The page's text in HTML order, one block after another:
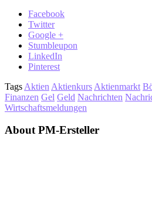
Facebook
Twitter
Google +
Stumbleupon
LinkedIn
Pinterest
Tags Aktien Aktienkurs Aktienmarkt
Finanzen Gel Geld Nachrichten
Wirtschaftsmeldungen
About PM-Ersteller